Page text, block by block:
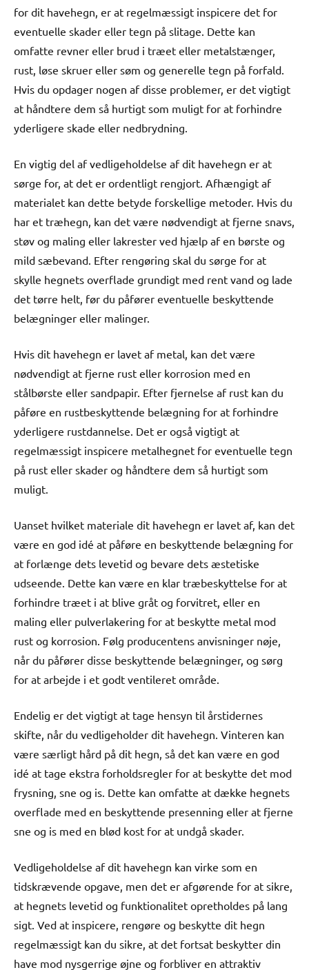
for dit havehegn, er at regelmæssigt inspicere det for
eventuelle skader eller tegn på slitage. Dette kan
omfatte revner eller brud i træet eller metalstænger,
rust, løse skruer eller søm og generelle tegn på forfald.
Hvis du opdager nogen af disse problemer, er det vigtigt
at håndtere dem så hurtigt som muligt for at forhindre
yderligere skade eller nedbrydning.
En vigtig del af vedligeholdelse af dit havehegn er at
sørge for, at det er ordentligt rengjort. Afhængigt af
materialet kan dette betyde forskellige metoder. Hvis du
har et træhegn, kan det være nødvendigt at fjerne snavs,
støv og maling eller lakrester ved hjælp af en børste og
mild sæbevand. Efter rengøring skal du sørge for at
skylle hegnets overflade grundigt med rent vand og lade
det tørre helt, før du påfører eventuelle beskyttende
belægninger eller malinger.
Hvis dit havehegn er lavet af metal, kan det være
nødvendigt at fjerne rust eller korrosion med en
stålbørste eller sandpapir. Efter fjernelse af rust kan du
påføre en rustbeskyttende belægning for at forhindre
yderligere rustdannelse. Det er også vigtigt at
regelmæssigt inspicere metalhegnet for eventuelle tegn
på rust eller skader og håndtere dem så hurtigt som
muligt.
Uanset hvilket materiale dit havehegn er lavet af, kan det
være en god idé at påføre en beskyttende belægning for
at forlænge dets levetid og bevare dets æstetiske
udseende. Dette kan være en klar træbeskyttelse for at
forhindre træet i at blive gråt og forvitret, eller en
maling eller pulverlakering for at beskytte metal mod
rust og korrosion. Følg producentens anvisninger nøje,
når du påfører disse beskyttende belægninger, og sørg
for at arbejde i et godt ventileret område.
Endelig er det vigtigt at tage hensyn til årstidernes
skifte, når du vedligeholder dit havehegn. Vinteren kan
være særligt hård på dit hegn, så det kan være en god
idé at tage ekstra forholdsregler for at beskytte det mod
frysning, sne og is. Dette kan omfatte at dække hegnets
overflade med en beskyttende presenning eller at fjerne
sne og is med en blød kost for at undgå skader.
Vedligeholdelse af dit havehegn kan virke som en
tidskrævende opgave, men det er afgørende for at sikre,
at hegnets levetid og funktionalitet opretholdes på lang
sigt. Ved at inspicere, rengøre og beskytte dit hegn
regelmæssigt kan du sikre, at det fortsat beskytter din
have mod nysgerrige øjne og forbliver en attraktiv